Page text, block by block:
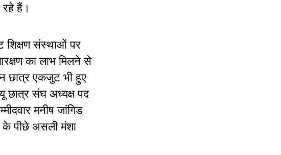
रहे हैं।
शिक्षण संस्थाओं पर
का लाभ मिलने से
छात्र एकजुट भी हुए
छात्र संघ अध्यक्ष पद
मनीष जांगिड
के पीछे असली मंशा